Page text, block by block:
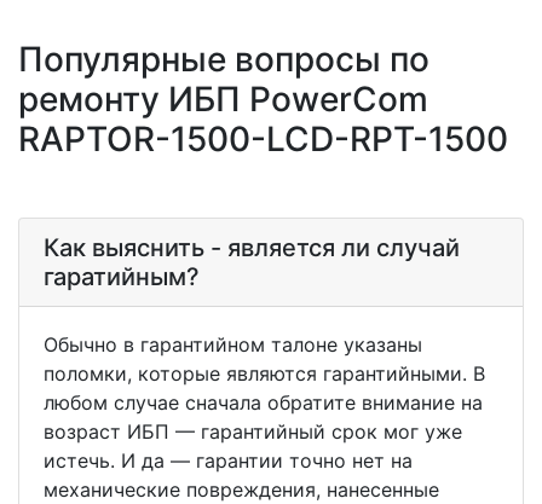
Популярные вопросы по
ремонту ИБП PowerCom
RAPTOR-1500-LCD-RPT-1500
Как выяснить - является ли случай
гаратийным?
Обычно в гарантийном талоне указаны
поломки, которые являются гарантийными. В
любом случае сначала обратите внимание на
возраст ИБП — гарантийный срок мог уже
истечь. И да — гарантии точно нет на
механические повреждения, нанесенные